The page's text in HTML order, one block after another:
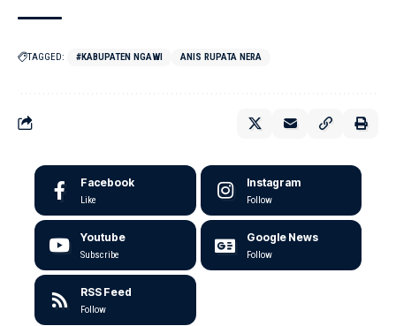
TAGGED: #KABUPATEN NGAWI ANIS RUPATA NERA
Facebook
Like
Instagram
Follow
Youtube
Subscribe
Google News
Follow
RSS Feed
Follow